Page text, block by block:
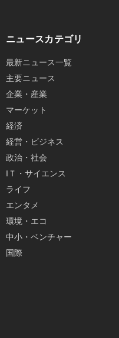
ニュースカテゴリ
最新ニュース一覧
主要ニュース
企業・産業
マーケット
経済
経営・ビジネス
政治・社会
IＴ・サイエンス
ライフ
エンタメ
環境・エコ
中小・ベンチャー
国際